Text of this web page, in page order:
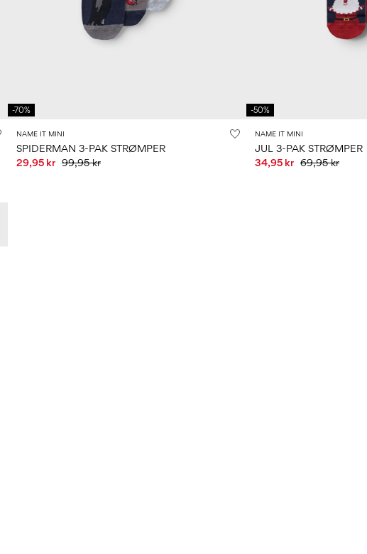
-70%
NAME IT MINI
SPIDERMAN 3-PAK STRØMPER
29,95 kr 99,95 kr
-50%
NAME IT MINI
JUL 3-PAK STRØMPER
34,95 kr 69,95 kr